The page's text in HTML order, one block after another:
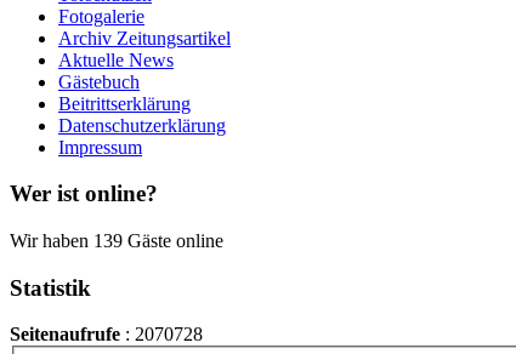
Fotogalerie
Archiv Zeitungsartikel
Aktuelle News
Gästebuch
Beitrittserklärung
Datenschutzerklärung
Impressum
Wer ist online?
Wir haben 139 Gäste online
Statistik
Seitenaufrufe : 2070728